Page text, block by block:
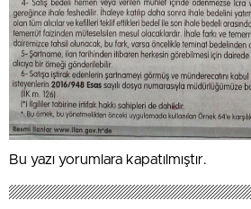
Bu yazı yorumlara kapatılmıştır.